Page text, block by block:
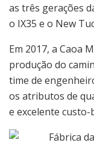
as três gerações
o IX35 e o New
Em 2017, a Caoa
produção do
time de
os atributos de
e excelente